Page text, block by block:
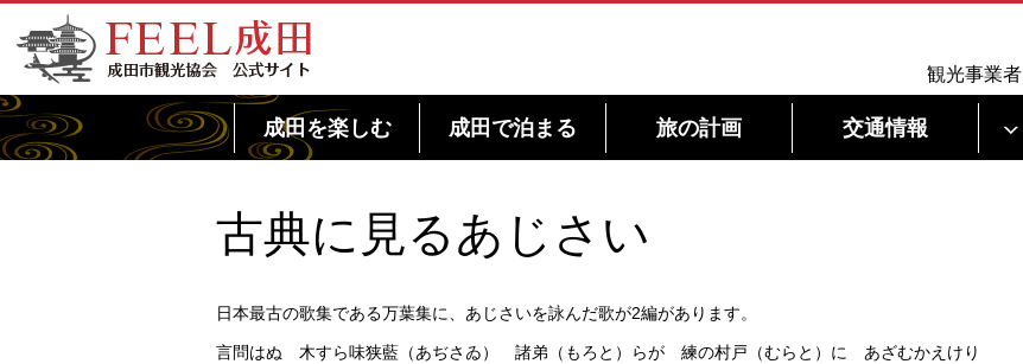
FEEL成田 成田市観光協会 公式サイト
観光事業者
成田を楽しむ 成田で泊まる 旅の計画 交通情報
古典に見るあじさい
日本最古の歌集である万葉集に、あじさいを詠んだ歌が2編があります。
言問はぬ 木すら味狭藍（あぢさゐ） 諸弟（もろと）らが 練の村戸（むらと）に あざむかえけり